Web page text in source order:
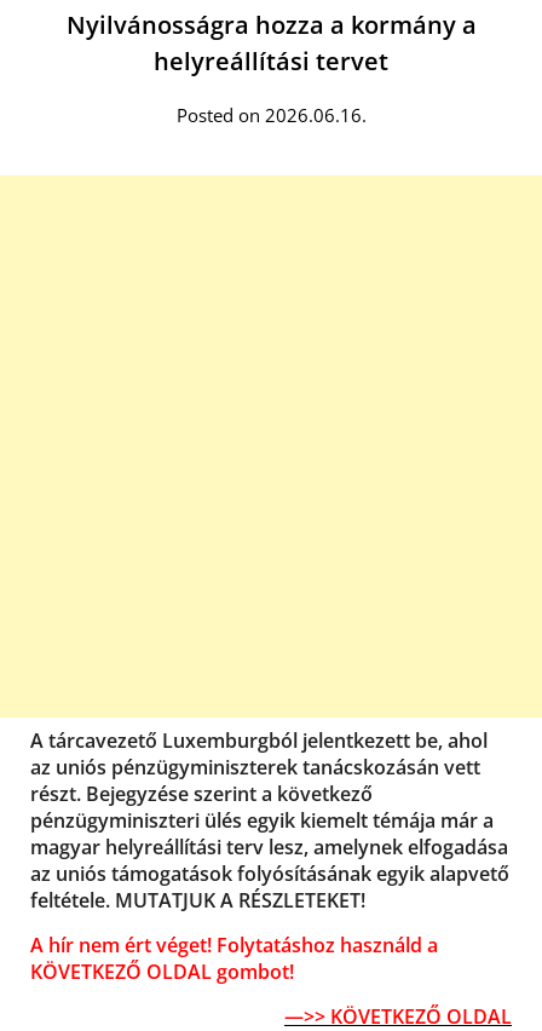
Nyilvánosságra hozza a kormány a
helyreállítási tervet
Posted on 2026.06.16.
A tárcavezető Luxemburgból jelentkezett be, ahol
az uniós pénzügyminiszterek tanácskozásán vett
részt. Bejegyzése szerint a következő
pénzügyminiszteri ülés egyik kiemelt témája már a
magyar helyreállítási terv lesz, amelynek elfogadása
az uniós támogatások folyósításának egyik alapvető
feltétele. MUTATJUK A RÉSZLETEKET!
A hír nem ért véget! Folytatáshoz használd a
KÖVETKEZŐ OLDAL gombot!
—>> KÖVETKEZŐ OLDAL